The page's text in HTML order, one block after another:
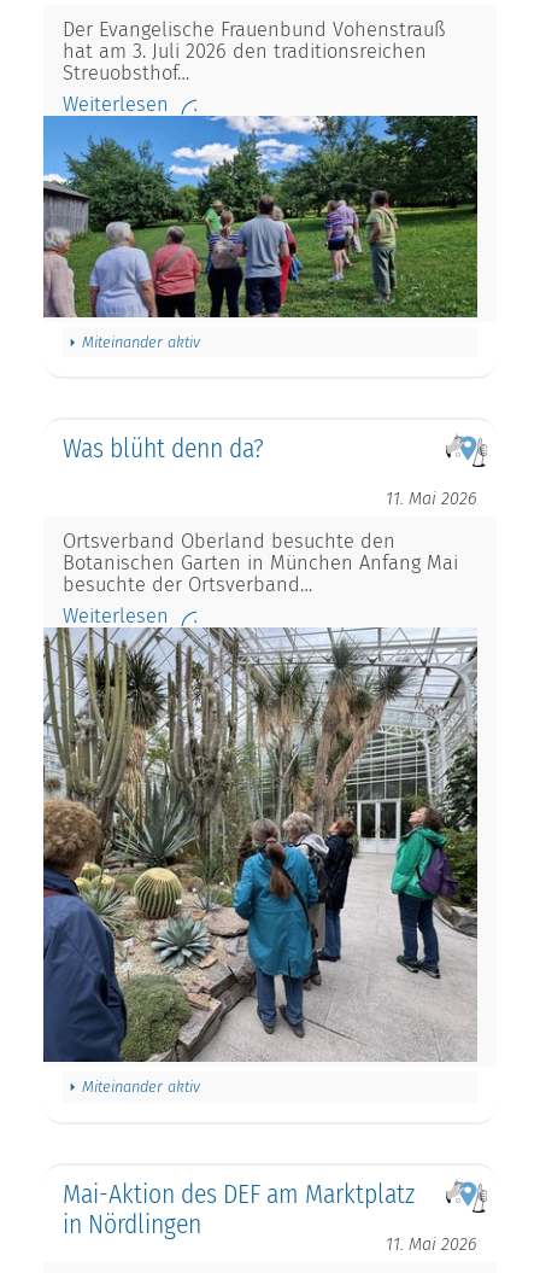
Der Evangelische Frauenbund Vohenstrauß
hat am 3. Juli 2026 den traditionsreichen
Streuobsthof…
Weiterlesen
Miteinander aktiv
Was blüht denn da?
11. Mai 2026
Ortsverband Oberland besuchte den
Botanischen Garten in München Anfang Mai
besuchte der Ortsverband…
Weiterlesen
Miteinander aktiv
Mai-Aktion des DEF am Marktplatz
in Nördlingen
11. Mai 2026